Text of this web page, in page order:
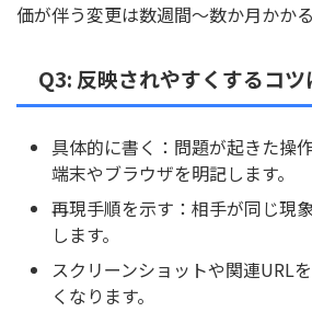
価が伴う変更は数週間〜数か月かか
Q3: 反映されやすくするコツ
具体的に書く：問題が起きた操
端末やブラウザを明記します。
再現手順を示す：相手が同じ現
します。
スクリーンショットや関連URL
くなります。